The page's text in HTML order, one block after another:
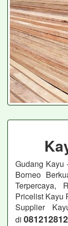
Gudang Kayu
Borneo
Terpercaya,
Pricelist Kayu
Supplier
di